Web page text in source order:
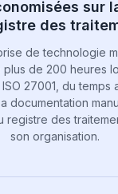
sur
des
de technologie
de 200 heures
27001, du temps
documentation
registre des
son organisation.